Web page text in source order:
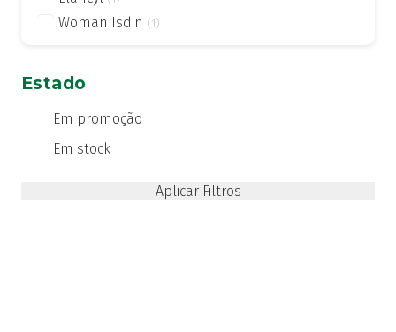
Woman Isdin (1)
Estado
Em promoção
Em stock